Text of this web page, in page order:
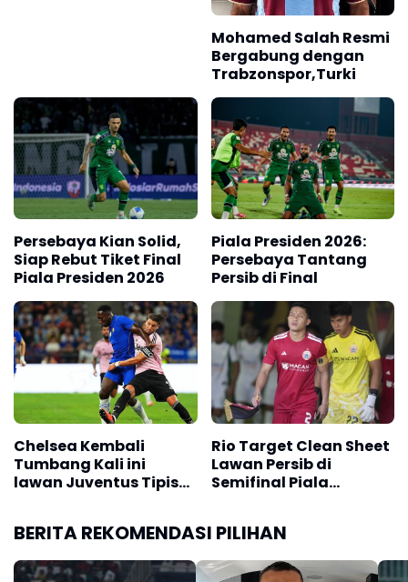
Mohamed Salah Resmi
Bergabung dengan
Trabzonspor,Turki
Persebaya Kian Solid,
Siap Rebut Tiket Final
Piala Presiden 2026
Piala Presiden 2026:
Persebaya Tantang
Persib di Final
Chelsea Kembali
Tumbang Kali ini
lawan Juventus Tipis
Rio Target Clean Sheet
Lawan Persib di
Semifinal Piala
BERITA REKOMENDASI PILIHAN